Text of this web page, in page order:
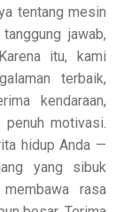
tentang mesin
jawab,
itu, kami
terbaik,
kendaraan,
motivasi.
hidup Anda —
yang sibuk
rasa